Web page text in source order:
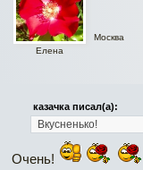
Елена
Москва
казачка писал(а):
Вкусненько!
Очень!